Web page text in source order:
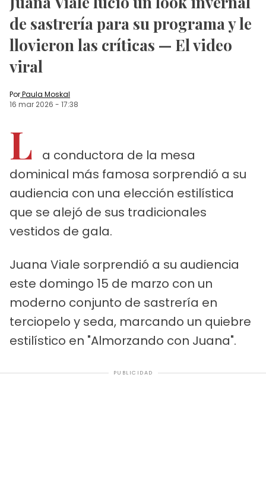
de sastrería para su programa y le
llovieron las críticas — El video
viral
PorPaula Moskal
16 mar 2026 - 17:38
L
a conductora de la mesa
dominical más famosa sorprendió a su
audiencia con una elección estilística
que se alejó de sus tradicionales
vestidos de gala.
Juana Viale sorprendió a su audiencia
este domingo 15 de marzo con un
moderno conjunto de sastrería en
terciopelo y seda, marcando un quiebre
estilístico en "Almorzando con Juana".
PUBLICIDAD